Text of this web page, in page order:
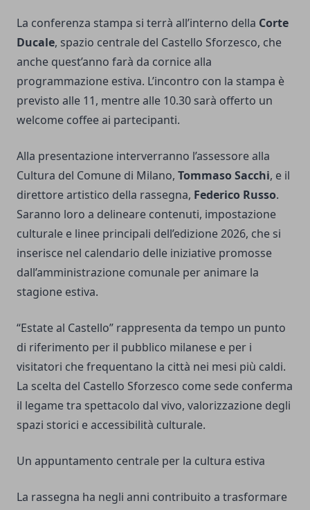
La conferenza stampa si terrà all’interno della Corte
Ducale, spazio centrale del Castello Sforzesco, che
anche quest’anno farà da cornice alla
programmazione estiva. L’incontro con la stampa è
previsto alle 11, mentre alle 10.30 sarà offerto un
welcome coffee ai partecipanti.
Alla presentazione interverranno l’assessore alla
Cultura del Comune di Milano, Tommaso Sacchi, e il
direttore artistico della rassegna, Federico Russo.
Saranno loro a delineare contenuti, impostazione
culturale e linee principali dell’edizione 2026, che si
inserisce nel calendario delle iniziative promosse
dall’amministrazione comunale per animare la
stagione estiva.
“Estate al Castello” rappresenta da tempo un punto
di riferimento per il pubblico milanese e per i
visitatori che frequentano la città nei mesi più caldi.
La scelta del Castello Sforzesco come sede conferma
il legame tra spettacolo dal vivo, valorizzazione degli
spazi storici e accessibilità culturale.
Un appuntamento centrale per la cultura estiva
La rassegna ha negli anni contribuito a trasformare